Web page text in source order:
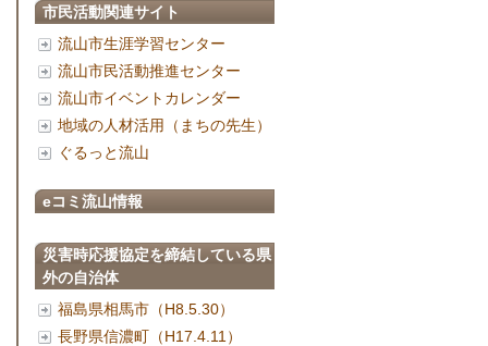
市民活動関連サイト
流山市生涯学習センター
流山市民活動推進センター
流山市イベントカレンダー
地域の人材活用（まちの先生）
ぐるっと流山
eコミ流山情報
災害時応援協定を締結している県
外の自治体
福島県相馬市（H8.5.30）
長野県信濃町（H17.4.11）